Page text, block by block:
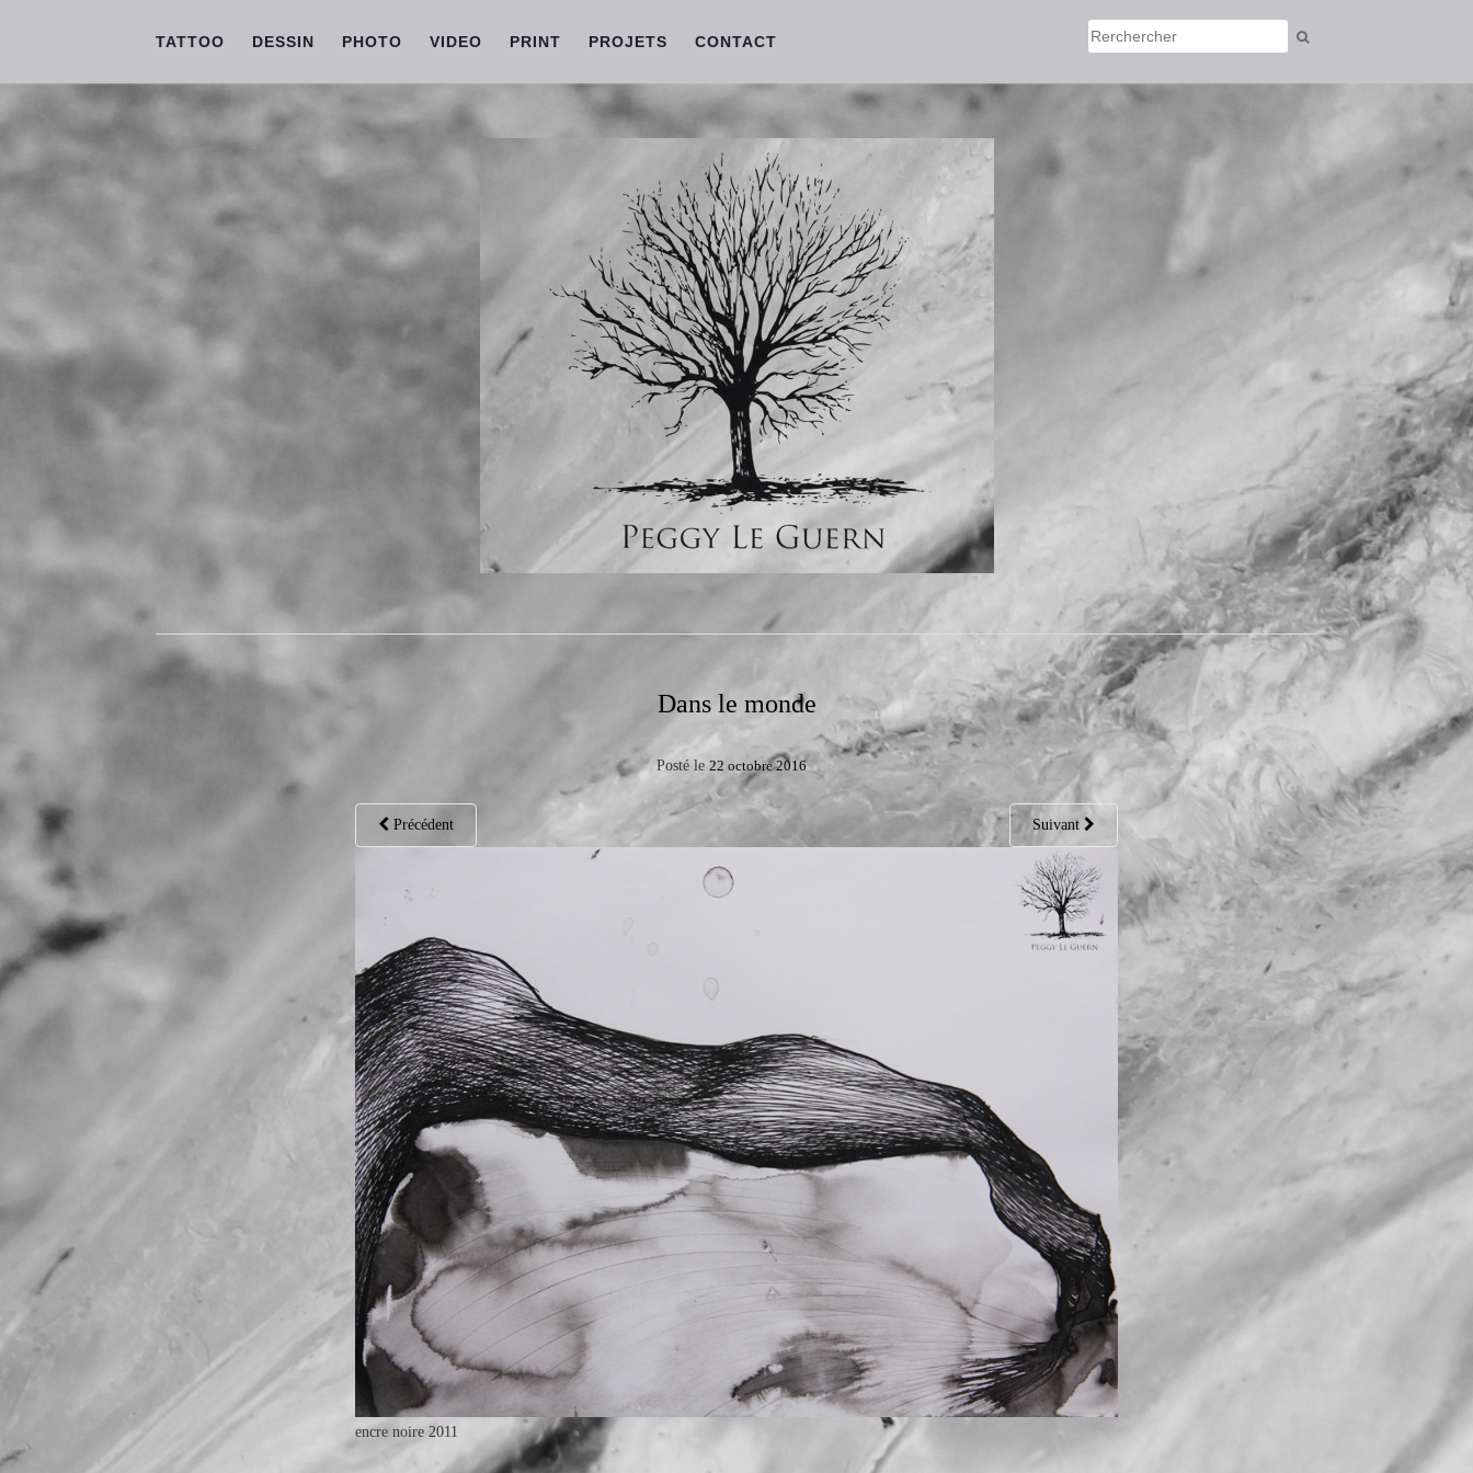
TATTOO DESSIN PHOTO VIDEO PRINT PROJETS CONTACT
Dans le monde
Posté le 22 octobre 2016
Précédent Suivant
encre noire 2011